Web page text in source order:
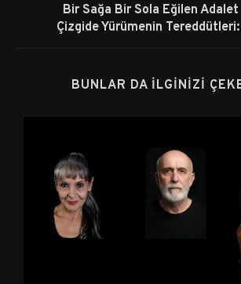
Bir Sağa Bir Sola Eğilen Adalet
Çizgide Yürümenin
BUNLAR DA İLGINIZI